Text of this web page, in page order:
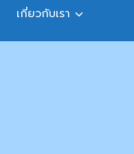
เกี่ยวกับเรา